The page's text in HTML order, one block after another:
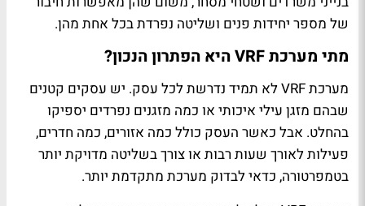
של מספר יחידות פנים ושליטה נפרדת בכל אחת מהן.
מתי מערכת VRF היא הפתרון הנכון?
מערכת VRF לא תמיד נדרשת לכל עסק. יש עסקים קטנים
שבהם מזגן עילי איכותי או כמה מזגנים נפרדים יספיקו
בהחלט. אבל כאשר העסק כולל כמה אזורים, כמה חדרים,
פעילות לאורך שעות רבות או צורך בשליטה מדויקת יותר
בטמפרטורה, כדאי לבדוק מערכת מתקדמת יותר.